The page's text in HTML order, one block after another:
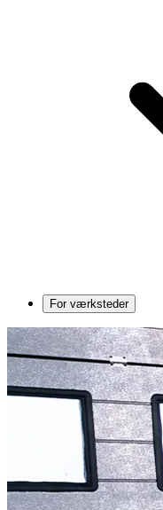
For værksteder